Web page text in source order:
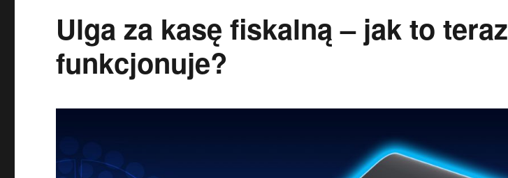
Ulga za kasę fiskalną – jak to teraz
funkcjonuje?